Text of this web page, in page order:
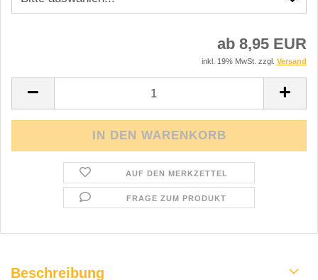
ab 8,95 EUR
inkl. 19% MwSt. zzgl. Versand
AUF DEN MERKZETTEL
FRAGE ZUM PRODUKT
Beschreibung